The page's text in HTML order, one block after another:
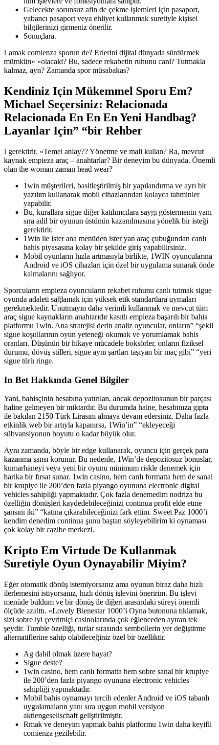
Gelecekte sorunsuz afin de çekme işlemleri için pasaport,
yabancı pasaport veya ehliyet kullanmak suretiyle kişisel
bilgilerinizi girmeniz önerilir.
Sonuçlara.
Lamak comienza sporun de? Erlerini dijital dünyada sürdürmek
mümkün» «olacakt? Bu, sadece rekabetin ruhunu canl? Tutmakla
kalmaz, ayn? Zamanda spor müsabakas?
Kendiniz Için Mükemmel Sporu Em?
Michael Seçersiniz: Relacionada
Relacionada En En En Yeni Handbag?
Layanlar Için” “bir Rehber
I gerektirir. «Temel anlay?? Yönetme ve mali kullan? Ra, mevcut
kaynak empieza araç – anahtarlar? Bir deneyim bu dünyada. Önemli
olan the woman zaman head wear?
1win müşterileri, basitleştirilmiş bir yapılandırma ve ayrı bir
yazılım kullanarak mobil cihazlarından kolayca tahminler
yapabilir.
Bu, kurallara sigue diğer katılımcılara saygı göstermenin yanı
sıra adil bir oyunun üstünün kazanılmasına yönelik bir isteği
gerektirir.
1Win ile ister ana menüden ister yan araç çubuğundan canlı
bahis piyasasına kolay bir şekilde giriş yapabilirsiniz.
Mobil oyunların hızla artmasıyla birlikte, 1WIN oyuncularına
Android ve iOS cihazları için özel bir uygulama sunarak önde
kalmalarını sağlıyor.
Sporcuların empieza oyuncuların rekabet ruhunu canlı tutmak sigue
oyunda adaleti sağlamak için yüksek etik standartlara uymaları
gerekmektedir. Unutmayın daha verimli kullanmak ve mevcut tüm
araç sigue kaynakların anahtarıdır kasıtlı empieza başarılı bir bahis
platformu 1win. Ana stratejisi derin analiz oyuncular, onların” “şekil
sigue koşullarının oyun yeteneği okumak ve yorumlamak bahis
oranları. Düşünün bir hikaye mücadele boksörler, onların fiziksel
durumu, dövüş stilleri, sigue aynı şartları taşıyan bir maç gibi” “yeri
sigue türü ringe.
In Bet Hakkında Genel Bilgiler
Yani, bahisçinin hesabına yatırılan, ancak depozitosunun bir parçası
haline gelmeyen bir miktardır. Bu durumda haine, hesabınıza gıpta
ile bakılan 2150 Türk Lirasını almaya devam edersiniz. Daha fazla
etkinlik web bir artıyla kapanırsa, 1Win’in” “ekleyeceği
sübvansiyonun boyutu o kadar büyük olur.
Aynı zamanda, böyle bir edge kullanarak, oyuncu için gerçek para
kazanma şansı korunur. Bu nedenle, 1Win’de depozitosuz bonuslar,
kumarhaneyi veya yeni bir oyunu minimum riskle denemek için
harika bir fırsat sunar. 1win casino, hem canlı formatta hem de sanal
bir krupiye ile 200’den fazla piyango oyununa electronic digital
vehicles sahipliği yapmaktadır. Çok fazla denemedim nodriza bu
özelliğin dönüşleri kaydedebileceğinizi continua profit elde etme
şansını iki” “katına çıkarabileceğinizi fark ettim. Sweet Paz 1000’i
kendim denedim continua şunu baştan söyleyebilirim ki oynaması
çok kolay bir cazibe merkezi.
Kripto Em Virtude De Kullanmak
Suretiyle Oyun Oynayabilir Miyim?
Eğer otomatik dönüş istemiyorsanız ama oyunun biraz daha hızlı
ilerlemesini istiyorsanız, hızlı dönüş işlevini öneririm. Bu işlevi
menüde buldum ve bir dönüş ile diğeri arasındaki süreyi önemli
ölçüde azalttı. «Lovely Bienestar 1000’i Oyna butonuna tıklamak,
sizi sobre iyi çevrimiçi casinolarında çok eğlenceden ayıran tek
şeydir. Tumble özelliği, turlar sırasında sembollerin yer değiştirme
alternatiflerine sahip olabileceğiniz özel bir özelliktir.
Ag dahil olmak üzere hayat?
Sigue deste?
1win casino, hem canlı formatta hem sobre sanal bir krupiye
ile 200’den fazla piyango oyununa electronic vehicles
sahipliği yapmaktadır.
Mobil bahis oynamayı tercih edenler Android ve iOS tabanlı
uygulamaların yanı sıra uygun mobil versiyon
aktiengesellschaft geliştirilmiştir.
Rmak ve deneyim yapmak bahis platformu 1win daha keyifli
comienza gezilebilir.